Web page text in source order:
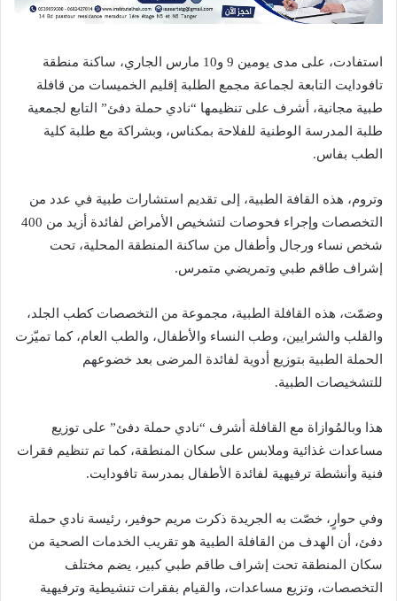
استفادت، على مدى يومين 9 و10 مارس الجاري، ساكنة منطقة
تافودايت التابعة لجماعة مجمع الطلبة إقليم الخميسات من قافلة
طبية مجانية، أشرف على تنظيمها “نادي حملة دفئ” التابع لجمعية
طلبة المدرسة الوطنية للفلاحة بمكناس، وبشراكة مع طلبة كلية
الطب بفاس.
وتروم، هذه القافة الطبية، إلى تقديم استشارات طبية في عدد من
التخصصات وإجراء فحوصات لتشخيص الأمراض لفائدة أزيد من 400
شخص نساء ورجال وأطفال من ساكنة المنطقة المحلية، تحت
إشراف طاقم طبي وتمريضي متمرس.
وضمّت، هذه القافلة الطبية، مجموعة من التخصصات كطب الجلد،
والقلب والشرايين، وطب النساء والأطفال، والطب العام، كما تميّزت
الحملة الطبية بتوزيع أدوية لفائدة المرضى بعد خضوعهم
للتشخيصات الطبية.
هذا وبالمُوازاة مع القافلة أشرف “نادي حملة دفئ” على توزيع
مساعدات غذائية وملابس على سكان المنطقة، كما تم تنظيم فقرات
فنية وأنشطة ترفيهية لفائدة الأطفال بمدرسة تافودايت.
وفي حوارٍ، خصّت به الجريدة ذكرت مريم حوفير، رئيسة نادي حملة
دفئ، أن الهدف من القافلة الطبية هو تقريب الخدمات الصحية من
سكان المنطقة تحت إشراف طاقم طبي كبير، يضم مختلف
التخصصات، وتزيع مساعدات، والقيام بفقرات تنشيطية وترفيهية